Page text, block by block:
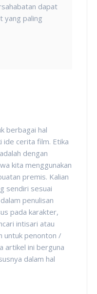
dapat
yang paling
berbagai hal
cerita film. Etika
dengan
kita menggunakan
premis. Kalian
sendiri sesuai
penulisan
pada karakter,
intisari atau
untuk penonton /
artikel ini berguna
dalam hal